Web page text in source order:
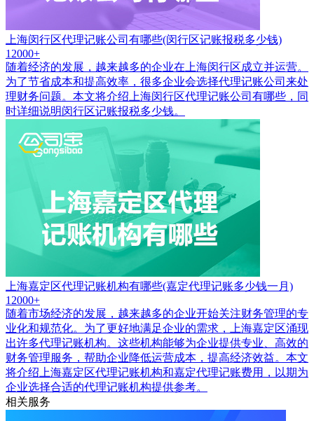
上海闵行区代理记账公司有哪些(闵行区记账报税多少钱)
12000+
随着经济的发展，越来越多的企业在上海闵行区成立并运营。
为了节省成本和提高效率，很多企业会选择代理记账公司来处
理财务问题。本文将介绍上海闵行区代理记账公司有哪些，同
时详细说明闵行区记账报税多少钱。
上海嘉定区代理记账机构有哪些(嘉定代理记账多少钱一月)
12000+
随着市场经济的发展，越来越多的企业开始关注财务管理的专
业化和规范化。为了更好地满足企业的需求，上海嘉定区涌现
出许多代理记账机构。这些机构能够为企业提供专业、高效的
财务管理服务，帮助企业降低运营成本，提高经济效益。本文
将介绍上海嘉定区代理记账机构和嘉定代理记账费用，以期为
企业选择合适的代理记账机构提供参考。
相关服务